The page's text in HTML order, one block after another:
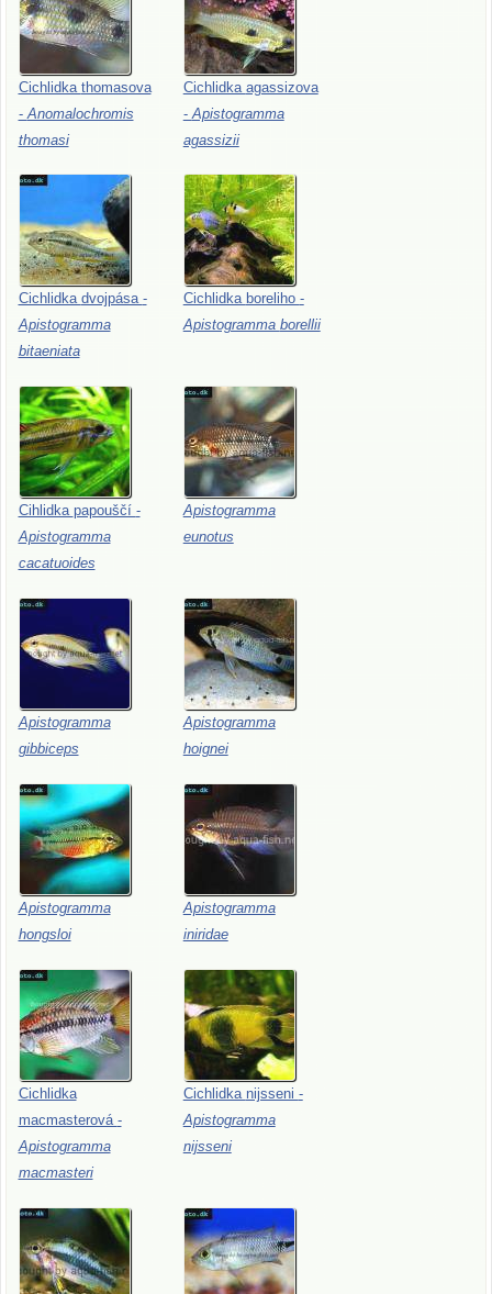
Cichlidka thomasova
- Anomalochromis
thomasi
Cichlidka agassizova
- Apistogramma
agassizii
Cichlidka dvojpása -
Apistogramma
bitaeniata
Cichlidka boreliho -
Apistogramma borellii
Cihlidka papouščí -
Apistogramma
cacatuoides
Apistogramma
eunotus
Apistogramma
gibbiceps
Apistogramma
hoignei
Apistogramma
hongsloi
Apistogramma
iniridae
Cichlidka
macmasterová -
Apistogramma
macmasteri
Cichlidka nijsseni -
Apistogramma
nijsseni